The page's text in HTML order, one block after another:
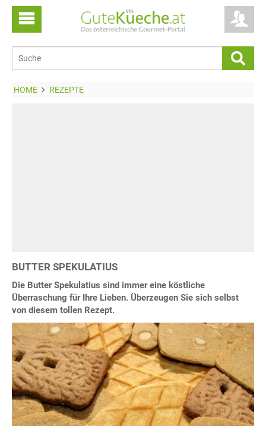
HOME REZEPTE
BUTTER SPEKULATIUS
Die Butter Spekulatius sind immer eine köstliche
Überraschung für Ihre Lieben. Überzeugen Sie sich selbst
von diesem tollen Rezept.